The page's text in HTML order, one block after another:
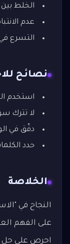
الخلط
عدم
التسرع في
نصائح
استخدم
لا تترك
دقّق في
حدد
الخلاصة
على الفهم
احرص على حل